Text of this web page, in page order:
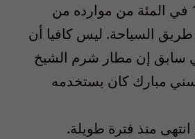
الذي تأتي نسبة 15 في المئة من موارده من
السياحة. ليس كافيا أن
سابق إن مطار شرم الشيخ
مبارك كان يستخدمه